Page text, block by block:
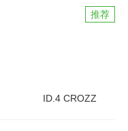
推荐
ID.4 CROZZ